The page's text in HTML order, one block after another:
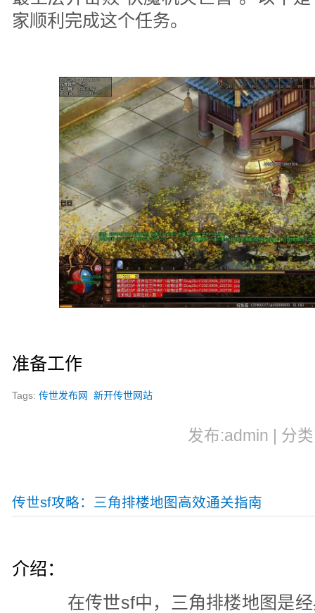
家顺利完成这个任务。
准备工作
Tags:传世发布网 新开传世网站
发布:admin | 分
传世sf攻略：三角排楼地图高效通关指南
介绍：
在传世sf中，三角排楼地图是经